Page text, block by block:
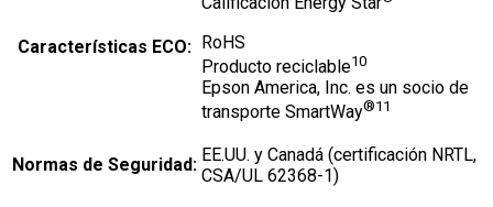
Características ECO: RoHS
Producto reciclable10
Epson America, Inc. es un socio de
transporte SmartWay®11
Normas de Seguridad: EE.UU. y Canadá (certificación NRTL,
CSA/UL 62368-1)